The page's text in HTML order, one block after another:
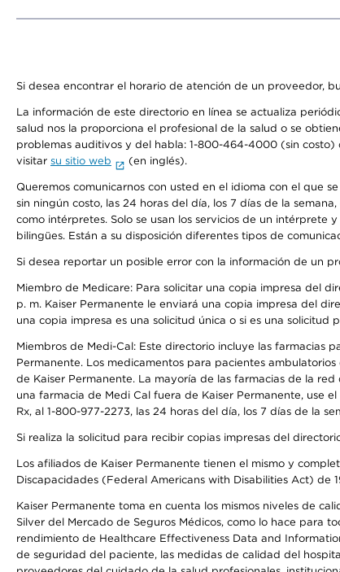
Si desea encontrar el horario de atención de un proveedor,
La información de este directorio en línea se actualiza
salud nos la proporciona el profesional de la salud o se
problemas auditivos y del habla: 1-800-464-4000 (sin costo)
visitar su sitio web (en inglés).
Queremos comunicarnos con usted en el idioma con el que
sin ningún costo, las 24 horas del día, los 7 días de la
como intérpretes. Solo se usan los servicios de un
bilingües. Están a su disposición diferentes tipos de
Si desea reportar un posible error con la información de un
Miembro de Medicare: Para solicitar una copia impresa del
p. m. Kaiser Permanente le enviará una copia impresa del
una copia impresa es una solicitud única o si es una
Miembros de Medi-Cal: Este directorio incluye las farmacias
Permanente. Los medicamentos para pacientes
de Kaiser Permanente. La mayoría de las farmacias de la
una farmacia de Medi Cal fuera de Kaiser Permanente, use
Rx, al 1-800-977-2273, las 24 horas del día, los 7 días de la
Si realiza la solicitud para recibir copias impresas del
Los afiliados de Kaiser Permanente tienen el mismo y
Discapacidades (Federal Americans with Disabilities Act) de
Kaiser Permanente toma en cuenta los mismos niveles de
Silver del Mercado de Seguros Médicos, como lo hace para
rendimiento de Healthcare Effectiveness Data and
de seguridad del paciente, las medidas de calidad del